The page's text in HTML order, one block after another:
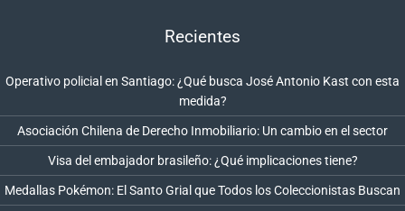
Recientes
Operativo policial en Santiago: ¿Qué busca José Antonio Kast con esta
medida?
Asociación Chilena de Derecho Inmobiliario: Un cambio en el sector
Visa del embajador brasileño: ¿Qué implicaciones tiene?
Medallas Pokémon: El Santo Grial que Todos los Coleccionistas Buscan